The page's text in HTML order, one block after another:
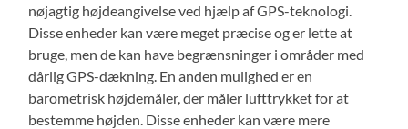
nøjagtig højdeangivelse ved hjælp af GPS-teknologi.
Disse enheder kan være meget præcise og er lette at
bruge, men de kan have begrænsninger i områder med
dårlig GPS-dækning. En anden mulighed er en
barometrisk højdemåler, der måler lufttrykket for at
bestemme højden. Disse enheder kan være mere